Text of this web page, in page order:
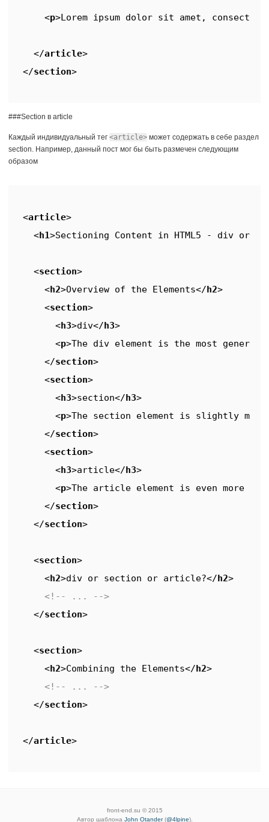
<p>Lorem ipsum dolor sit amet,
</article>
</section>
###Section в article
Каждый индивидуальный тег <article> может содержать в себе раздел
section. Например, данный пост мог бы быть размечен следующим
образом
<article>
<h1>Sectioning Content in HTML5 - div or
<section>
<h2>Overview of the Elements</h2>
<section>
<h3>div</h3>
<p>The div element is the most general
</section>
<section>
<h3>section</h3>
<p>The section element is slightly
</section>
<section>
<h3>article</h3>
<p>The article element is even more
</section>
</section>
<section>
<h2>div or section or article?</h2>
<!-- ... -->
</section>
<section>
<h2>Combining the Elements</h2>
<!-- ... -->
</section>
</article>
front-end.su © 2015
Автор шаблона John Otander(@4lpine).